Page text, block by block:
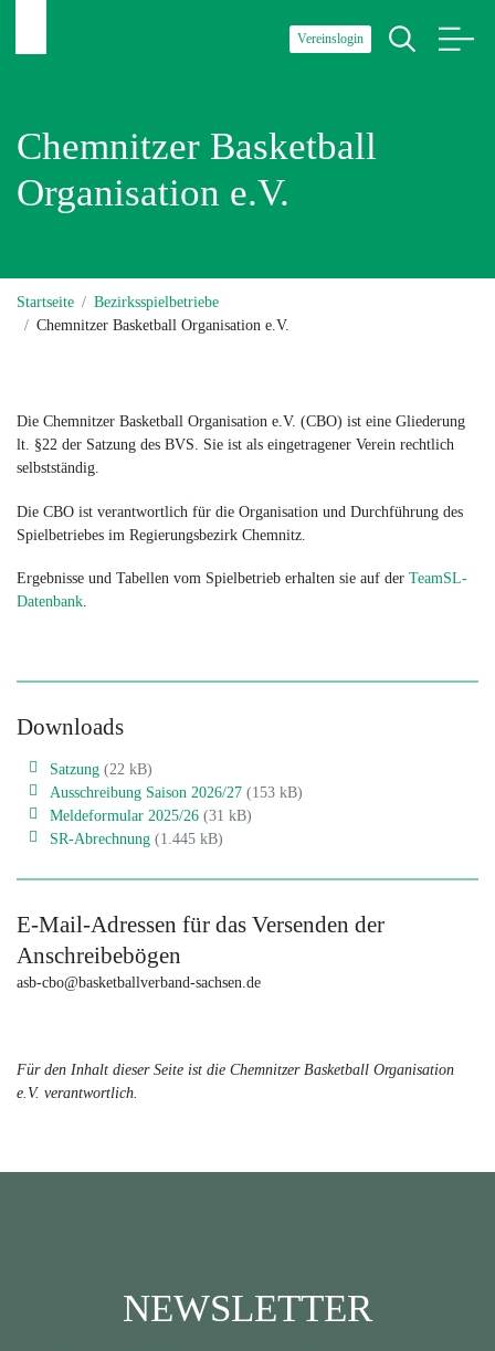
Vereinslogin
Chemnitzer Basketball
Organisation e.V.
Startseite
Bezirksspielbetriebe
Chemnitzer Basketball Organisation e.V.
Die Chemnitzer Basketball Organisation e.V. (CBO) ist eine Gliederung
lt. §22 der Satzung des BVS. Sie ist als eingetragener Verein rechtlich
selbstständig.
Die CBO ist verantwortlich für die Organisation und Durchführung des
Spielbetriebes im Regierungsbezirk Chemnitz.
Ergebnisse und Tabellen vom Spielbetrieb erhalten sie auf der TeamSL-
Datenbank.
Downloads
Satzung (22 kB)
Ausschreibung Saison 2026/27 (153 kB)
Meldeformular 2025/26 (31 kB)
SR-Abrechnung (1.445 kB)
E-Mail-Adressen für das Versenden der
Anschreibebögen
asb-cbo@basketballverband-sachsen.de
Für den Inhalt dieser Seite ist die Chemnitzer Basketball Organisation
e.V. verantwortlich.
NEWSLETTER